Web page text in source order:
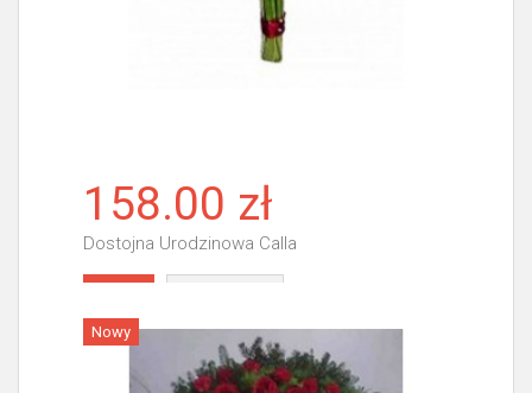
158.00 zł
Dostojna Urodzinowa Calla
Nowy